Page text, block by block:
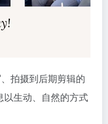
拍摄到后期剪辑的
生动、自然的方式